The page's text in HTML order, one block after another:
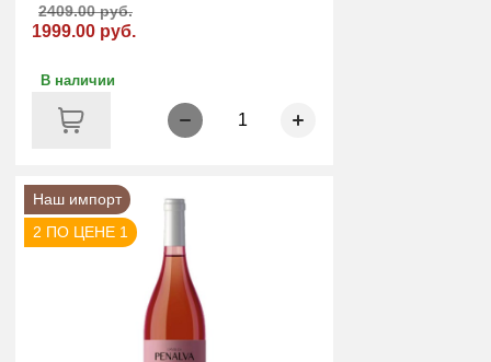
1999.00 руб.
2409.00 руб.
В наличии
1
Наш импорт
2 ПО ЦЕНЕ 1